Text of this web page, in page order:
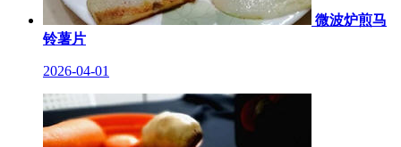
微波炉煎马
铃薯片
2026-04-01